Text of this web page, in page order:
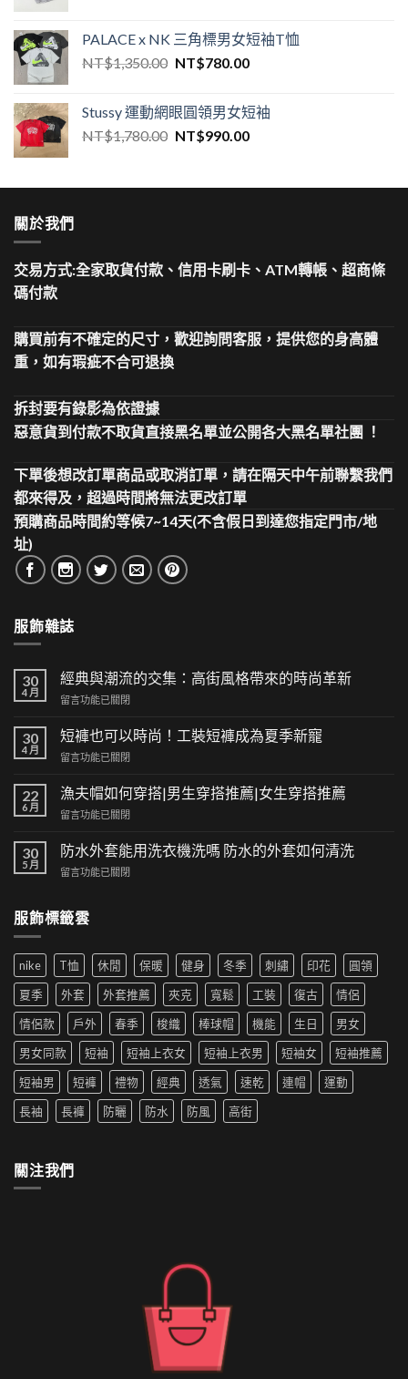
PALACE x NK 三角標男女短袖T恤
NT$1,350.00 NT$780.00
Stussy 運動網眼圓領男女短袖
NT$1,780.00 NT$990.00
關於我們
交易方式:全家取貨付款、信用卡刷卡、ATM轉帳、超商條
碼付款
購買前有不確定的尺寸，歡迎詢問客服，提供您的身高體
重，如有瑕疵不合可退換
拆封要有錄影為依證據
惡意貨到付款不取貨直接黑名單並公開各大黑名單社團 ！
下單後想改訂單商品或取消訂單，請在隔天中午前聯繫我們
都來得及，超過時間將無法更改訂單
預購商品時間約等候7~14天(不含假日到達您指定門市/地
址)
服飾雜誌
30
4 月
經典與潮流的交集：高街風格帶來的時尚革新
在
典
與
潮
的
交
集：
街
風
來
尚
革
新〉
中
留言功能已關閉
30
4 月
短褲也可以時尚！工裝短褲成為夏季新寵
在
褲
也
可
時
尚！
工
短
褲
為
夏
季
新
寵〉
中
留言功能已關閉
22
6 月
漁夫帽如何穿搭|男生穿搭推薦|女生穿搭推薦
在
夫
帽
如
搭|
生
穿
搭
推
薦|
女
生
穿
推
薦〉
中
留言功能已關閉
30
5 月
防水外套能用洗衣機洗嗎 防水的外套如何清洗
在
外
用
洗
衣
機
嗎
防
水
外
套
清
洗〉
留言功能已關閉
服飾標籤雲
nike T恤 休閒 保暖 健身 冬季 刺繡 印花
圓領
夏季
外套 外套推薦 夾克 寬鬆 工裝 復古
情侶
情侶款
戶外 春季 梭織 棒球帽 機能 生日
男女
男女同款
短袖 短袖上衣女 短袖上衣男 短袖女
短袖推薦
短袖男
短褲 禮物 經典 透氣 速乾 連帽
運動
長袖
長褲 防曬 防水 防風 高街
關注我們